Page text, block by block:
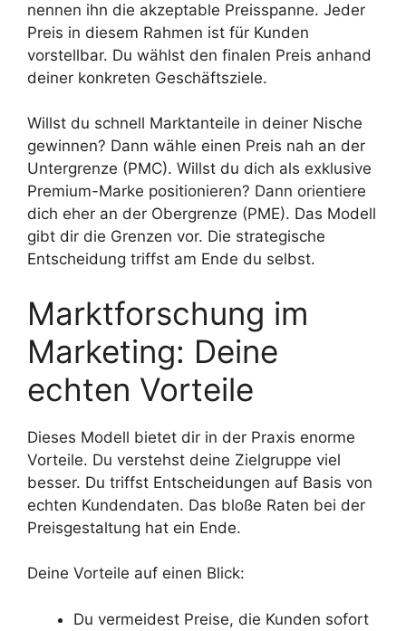
nennen ihn die akzeptable Preisspanne. Jeder
Preis in diesem Rahmen ist für Kunden
vorstellbar. Du wählst den finalen Preis anhand
deiner konkreten Geschäftsziele.
Willst du schnell Marktanteile in deiner Nische
gewinnen? Dann wähle einen Preis nah an der
Untergrenze (PMC). Willst du dich als exklusive
Premium-Marke positionieren? Dann orientiere
dich eher an der Obergrenze (PME). Das Modell
gibt dir die Grenzen vor. Die strategische
Entscheidung triffst am Ende du selbst.
Marktforschung im
Marketing: Deine
echten Vorteile
Dieses Modell bietet dir in der Praxis enorme
Vorteile. Du verstehst deine Zielgruppe viel
besser. Du triffst Entscheidungen auf Basis von
echten Kundendaten. Das bloße Raten bei der
Preisgestaltung hat ein Ende.
Deine Vorteile auf einen Blick:
Du vermeidest Preise, die Kunden sofort